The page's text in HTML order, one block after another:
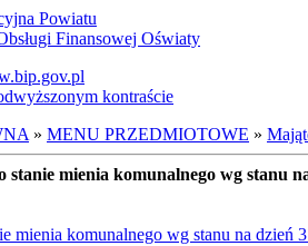
Powiatu
Finansowej Oświaty
» MENU PRZEDMIOTOWE »
stanie mienia komunalnego wg stanu
mienia komunalnego wg stanu na dzień